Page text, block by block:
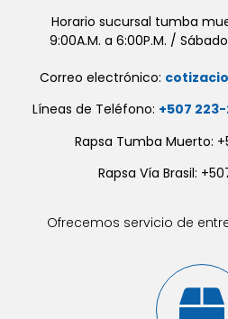
Horario sucursal tumba
9:00A.M. a 6:00P.M. /
Correo electrónico:
Líneas de Teléfono: +507
Rapsa Tumba Muerto:
Rapsa Vía Brasil:
Ofrecemos servicio de